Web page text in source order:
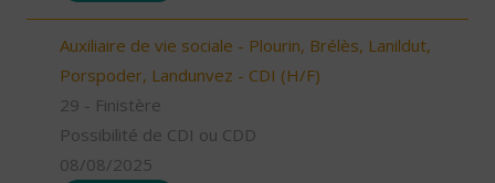
Auxiliaire de vie sociale - Plourin, Brélès, Lanildut,
Porspoder, Landunvez - CDI (H/F)
29 - Finistère
Possibilité de CDI ou CDD
08/08/2025